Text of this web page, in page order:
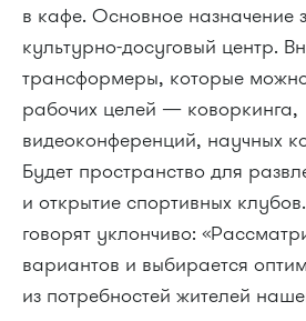
в кафе. Основное
культурно-досуговый центр.
трансформеры, которые
рабочих целей — коворкинга,
видеоконференций, научных
Будет пространство для
и открытие спортивных
говорят уклончиво:
вариантов и выбирается
из потребностей жителей